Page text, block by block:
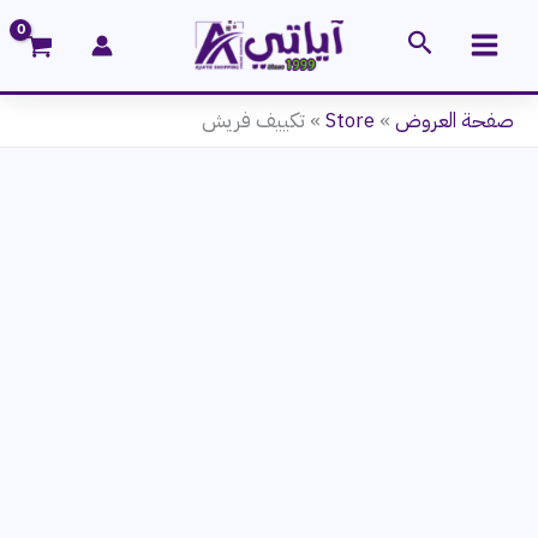
البحث
صفحة العروض »
Store
» تكييف فريش